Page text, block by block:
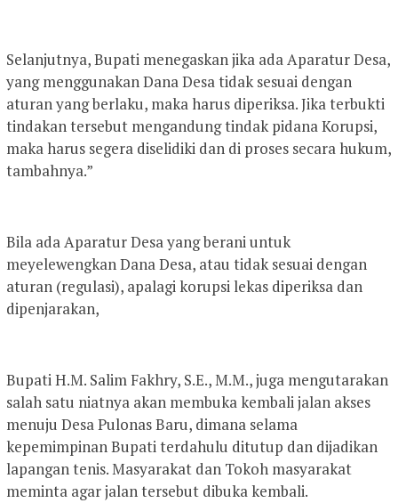
Selanjutnya, Bupati menegaskan jika ada Aparatur Desa,
yang menggunakan Dana Desa tidak sesuai dengan
aturan yang berlaku, maka harus diperiksa. Jika terbukti
tindakan tersebut mengandung tindak pidana Korupsi,
maka harus segera diselidiki dan di proses secara hukum,
tambahnya.”
Bila ada Aparatur Desa yang berani untuk
meyelewengkan Dana Desa, atau tidak sesuai dengan
aturan (regulasi), apalagi korupsi lekas diperiksa dan
dipenjarakan,
Bupati H.M. Salim Fakhry, S.E., M.M., juga mengutarakan
salah satu niatnya akan membuka kembali jalan akses
menuju Desa Pulonas Baru, dimana selama
kepemimpinan Bupati terdahulu ditutup dan dijadikan
lapangan tenis. Masyarakat dan Tokoh masyarakat
meminta agar jalan tersebut dibuka kembali.